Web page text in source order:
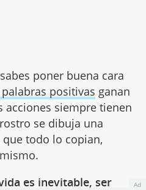
poner buena cara
positivas ganan
acciones siempre tienen
se dibuja una
todo lo copian,
es inevitable, ser Ad